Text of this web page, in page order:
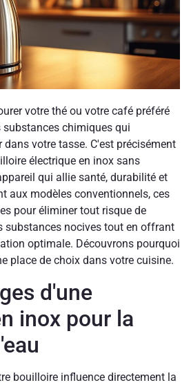
votre thé ou votre café préféré
chimiques qui
dans votre tasse. C'est précisément
électrique en inox sans
qui allie santé, durabilité et
aux modèles conventionnels, ces
pour éliminer tout risque de
substances nocives tout en offrant
optimale. Découvrons pourquoi
place de choix dans votre cuisine.
d'une
inox pour la
bouilloire influence directement la